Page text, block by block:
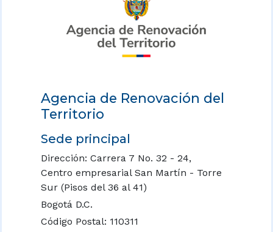
Agencia de Renovación del
Territorio
Sede principal
Dirección: Carrera 7 No. 32 - 24,
Centro empresarial San Martín - Torre
Sur (Pisos del 36 al 41)
Bogotá D.C.
Código Postal: 110311